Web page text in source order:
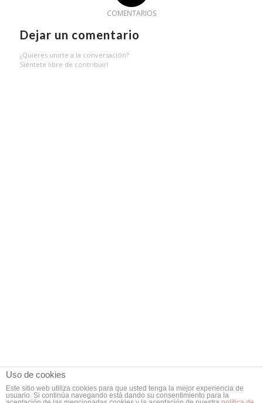
COMENTARIOS
Dejar un comentario
¿Quieres unirte a la conversación?
Siéntete libre de contribuir!
Uso de cookies
Este sitio web utiliza cookies para que usted tenga la mejor experiencia de
usuario. Si continúa navegando está dando su consentimiento para la